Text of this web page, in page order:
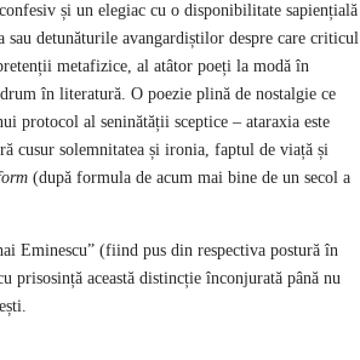
și un elegiac cu o disponibilitate sapiențială
detunăturile avangardiștilor despre care criticul
metafizice, al atâtor poeți la modă în
în literatură. O poezie plină de nostalgie ce
protocol al seninătății sceptice – ataraxia este
cusur solemnitatea și ironia, faptul de viață și
(după formula de acum mai bine de un secol a
Eminescu” (fiind pus din respectiva postură în
această distincție înconjurată până nu